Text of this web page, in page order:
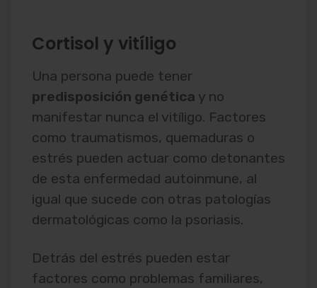
Cortisol y vitíligo
Una persona puede tener
predisposición genética y no
manifestar nunca el vitíligo. Factores
como traumatismos, quemaduras o
estrés pueden actuar como detonantes
de esta enfermedad autoinmune, al
igual que sucede con otras patologías
dermatológicas como la psoriasis.
Detrás del estrés pueden estar
factores como problemas familiares,